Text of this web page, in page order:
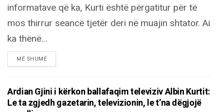
informatave që ka, Kurti është përgatitur për të
mos thirrur seancë tjetër deri në muajin shtator. Ai
ka thënë...
MË SHUMËDETAILS
Ardian Gjini i kërkon ballafaqim televiziv Albin Kurtit:
Le ta zgjedh gazetarin, televizionin, le t’na dëgjojë